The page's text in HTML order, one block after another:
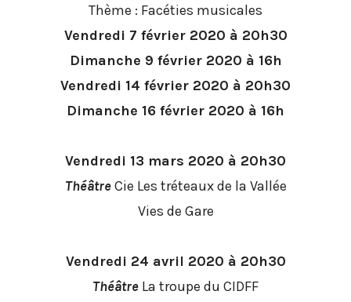
Thème : Facéties musicales
Vendredi 7 février 2020 à 20h30
Dimanche 9 février 2020 à 16h
Vendredi 14 février 2020 à 20h30
Dimanche 16 février 2020 à 16h
Vendredi 13 mars 2020 à 20h30
ThéâtreCie Les tréteaux de la Vallée
Vies de Gare
Vendredi 24 avril 2020 à 20h30
Théâtre La troupe du CIDFF